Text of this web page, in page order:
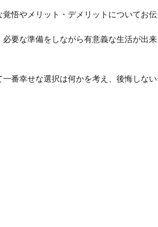
悟やメリット・デメリットについてお伝
要な準備をしながら有意義な生活が出来
番幸せな選択は何かを考え、後悔しな